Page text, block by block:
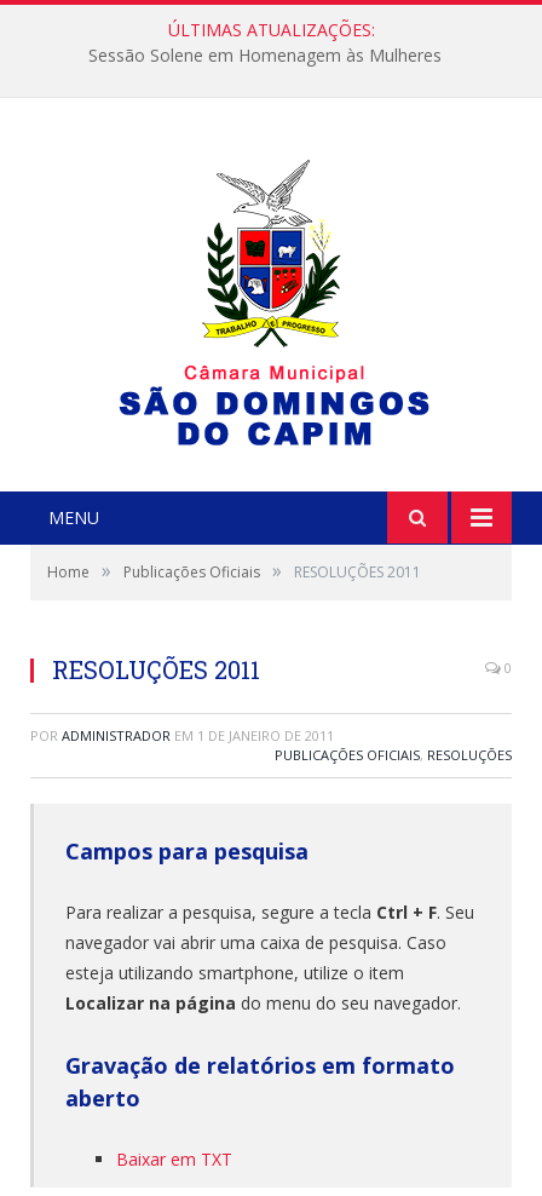
ÚLTIMAS ATUALIZAÇÕES:
Sessão Solene em Homenagem às Mulheres
MENU
Home » Publicações Oficiais » RESOLUÇÕES 2011
RESOLUÇÕES 2011 0
POR ADMINISTRADOR EM 1 DE JANEIRO DE 2011
PUBLICAÇÕES OFICIAIS, RESOLUÇÕES
Campos para pesquisa
Para realizar a pesquisa, segure a tecla Ctrl + F. Seu
navegador vai abrir uma caixa de pesquisa. Caso
esteja utilizando smartphone, utilize o item
Localizar na página do menu do seu navegador.
Gravação de relatórios em formato
aberto
Baixar em TXT